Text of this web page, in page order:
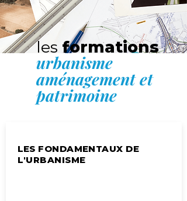
les formations
urbanisme
aménagement et
patrimoine
LES FONDAMENTAUX DE
L'URBANISME